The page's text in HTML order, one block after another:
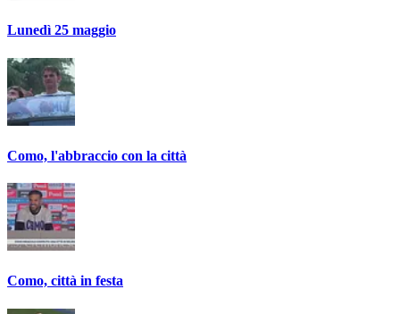
Lunedì 25 maggio
Como, l'abbraccio con la città
Como, città in festa